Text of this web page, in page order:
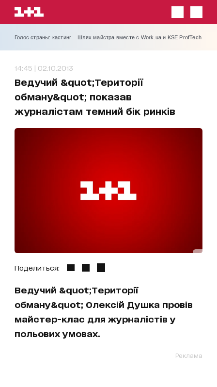
Голос страны: кастинг Шлях майстра вместе с Work.ua и KSE ProfTech
14:45 | 02.10.2013
Ведучий &quot;Території
обману&quot; показав
журналістам темний бік ринків
Поделиться:
Ведучий &quot;Території
обману&quot; Олексій Душка провів
майстер-клас для журналістів у
польових умовах.
Реклама